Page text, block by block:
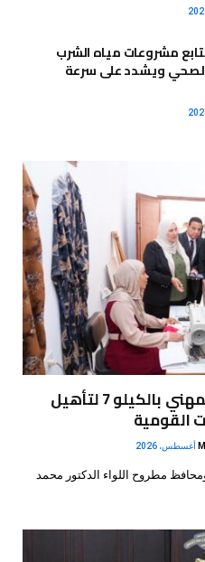
مشروعات مياه الشرب
ويشدد على سرعة
تطوير مركز التدريب المهني بالكيلو 7 لتأهيل
القومية
مطروح اللواء الدكتور محمد